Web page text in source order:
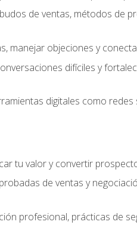
de ventas, métodos de
manejar objeciones y
difíciles y
digitales como
tu valor y convertir
de ventas y
profesional, prácticas de